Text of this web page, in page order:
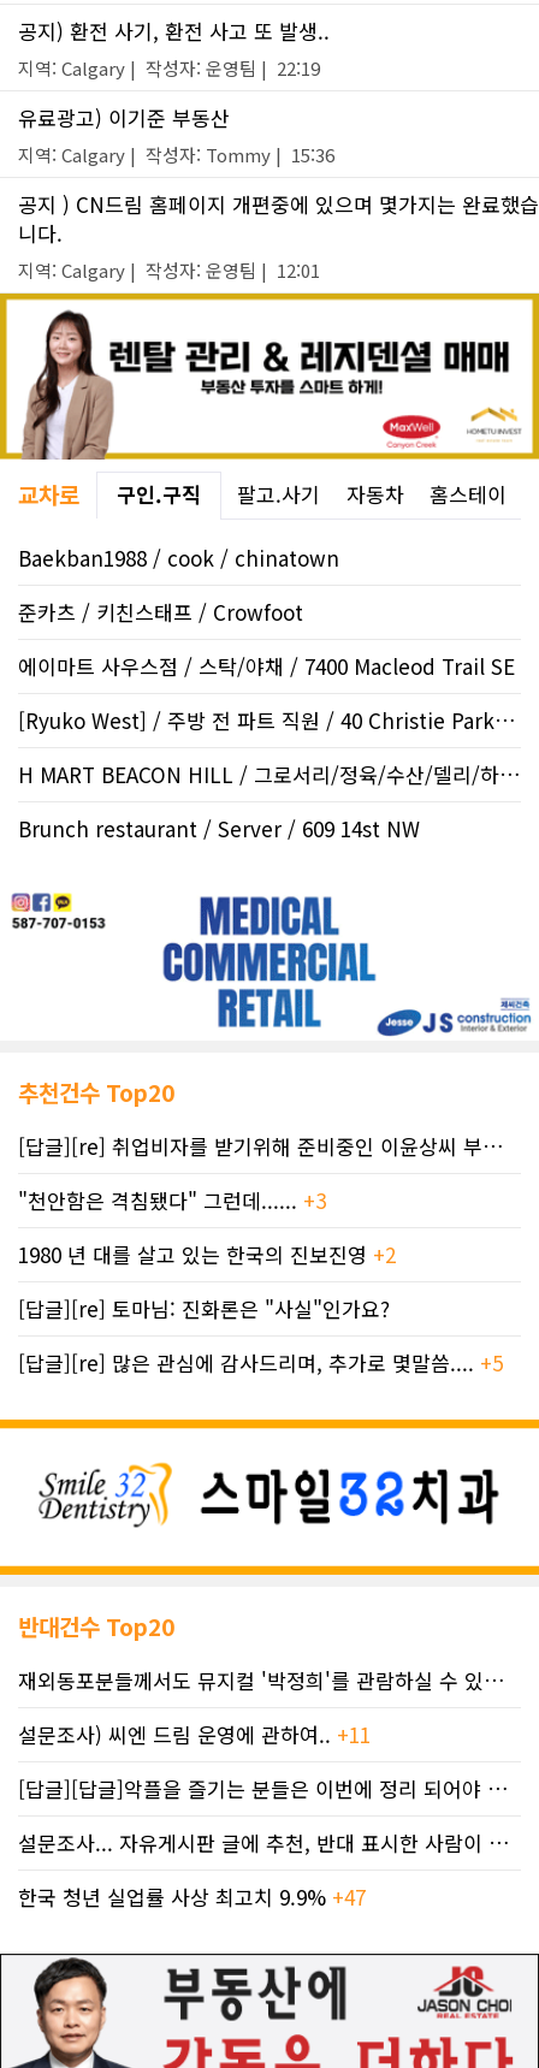
공지) 환전 사기, 환전 사고 또 발생..
지역: Calgary | 작성자: 운영팀 | 22:19
유료광고) 이기준 부동산
지역: Calgary | 작성자: Tommy | 15:36
공지 ) CN드림 홈페이지 개편중에 있으며 몇가지는 완료했습
니다.
지역: Calgary | 작성자: 운영팀 | 12:01
교차로 구인.구직 팔고.사기 자동차 홈스테이
Baekban1988 / cook / chinatown
준카츠 / 키친스태프 / Crowfoot
에이마트 사우스점 / 스탁/야채 / 7400 Macleod Trail SE
[Ryuko West] / 주방 전 파트 직원 / 40 Christie Park V..
H MART BEACON HILL / 그로서리/정육/수산/델리/하우스..
Brunch restaurant / Server / 609 14st NW
추천건수 Top20
[답글][re] 취업비자를 받기위해 준비중인 이윤상씨 부부께 드리는 편지
"천안함은 격침됐다" 그런데...... +3
1980 년 대를 살고 있는 한국의 진보진영 +2
[답글][re] 토마님: 진화론은 "사실"인가요?
[답글][re] 많은 관심에 감사드리며, 추가로 몇말씀.... +5
반대건수 Top20
재외동포분들께서도 뮤지컬 '박정희'를 관람하실 수 있도록 노력하겠습니..
설문조사) 씨엔 드림 운영에 관하여.. +11
[답글][답글]악플을 즐기는 분들은 이번에 정리 되어야 합니다.
설문조사... 자유게시판 글에 추천, 반대 표시한 사람이 누구인지 명단..
한국 청년 실업률 사상 최고치 9.9% +47